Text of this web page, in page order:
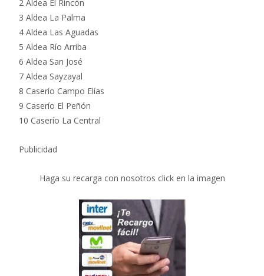
2 Aldea El Rincón
3 Aldea La Palma
4 Aldea Las Aguadas
5 Aldea Río Arriba
6 Aldea San José
7 Aldea Sayzayal
8 Caserío Campo Elías
9 Caserío El Peñón
10 Caserío La Central
Publicidad
Haga su recarga con nosotros click en la imagen